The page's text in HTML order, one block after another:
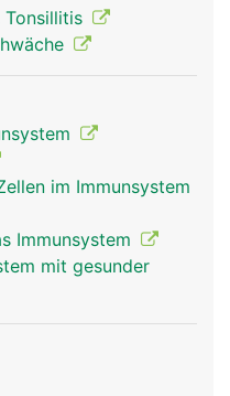
Tonsillitis
im Immunsystem
Immunsystem
mit gesunder